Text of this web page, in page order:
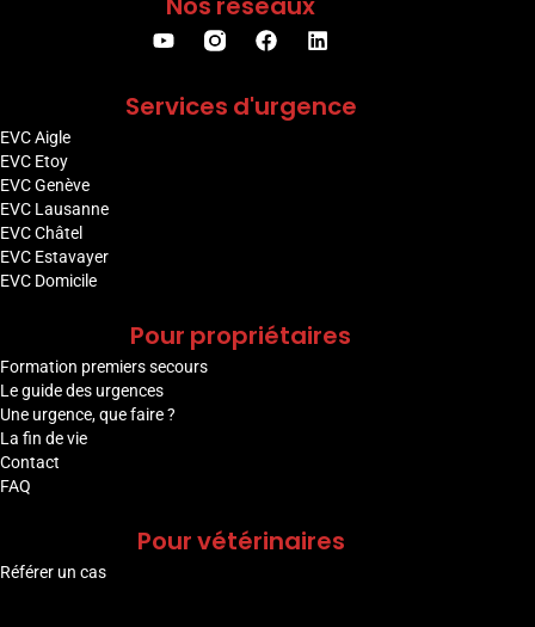
Services d'urgence
EVC Aigle
EVC Etoy
EVC Genève
EVC Lausanne
EVC Châtel
EVC Estavayer
EVC Domicile
Pour propriétaires
Formation premiers secours
Le guide des urgences
Une urgence, que faire ?
La fin de vie
Contact
FAQ
Pour vétérinaires
Référer un cas